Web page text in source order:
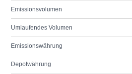
Emissionsvolumen
Umlaufendes Volumen
Emissionswährung
Depotwährung